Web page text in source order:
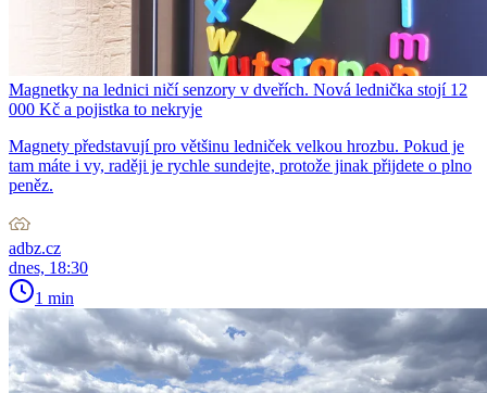
Magnetky na lednici ničí senzory v dveřích. Nová lednička stojí 12
000 Kč a pojistka to nekryje
Magnety představují pro většinu ledniček velkou hrozbu. Pokud je
tam máte i vy, raději je rychle sundejte, protože jinak přijdete o plno
peněz.
adbz.cz
dnes, 18:30
1 min